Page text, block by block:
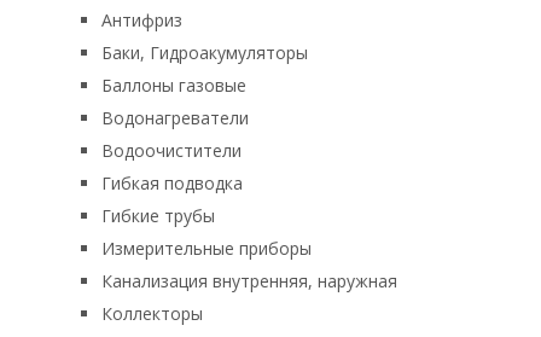
Антифриз
Баки, Гидроакумуляторы
Баллоны газовые
Водонагреватели
Водоочистители
Гибкая подводка
Гибкие трубы
Измерительные приборы
Канализация внутренняя, наружная
Коллекторы